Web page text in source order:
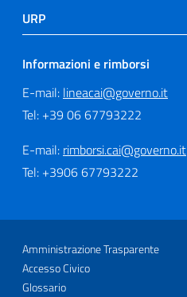
URP
Informazioni e rimborsi
E-mail: lineacai@governo.it
Tel: +39 06 67793222
E-mail: rimborsi.cai@governo.it
Tel: +3906 67793222
Sezione Link Utili
Amministrazione Trasparente
Accesso Civico
Glossario